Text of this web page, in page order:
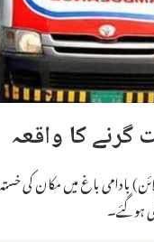
کا واقعہ
بادامی باغ میں مکان کی
ہوگئے۔